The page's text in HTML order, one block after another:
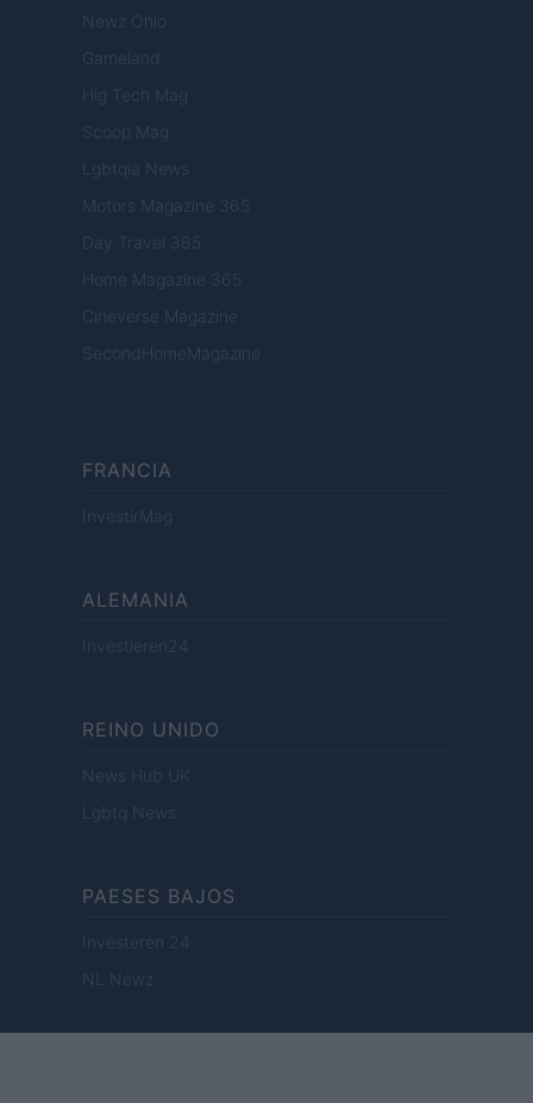
Newz Ohio
Gameland
Hig Tech Mag
Scoop Mag
Lgbtqia News
Motors Magazine 365
Day Travel 365
Home Magazine 365
Cineverse Magazine
SecondHomeMagazine
FRANCIA
InvestirMag
ALEMANIA
Investieren24
REINO UNIDO
News Hub UK
Lgbtq News
PAESES BAJOS
Investeren 24
NL Newz